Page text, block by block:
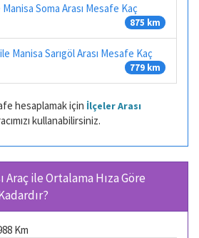
Soma Arası Mesafe Kaç
875 km
Manisa Sarıgöl Arası Mesafe Kaç
779 km
hesaplamak için İlçeler Arası
kullanabilirsiniz.
Araç ile Ortalama Hıza Göre
Km